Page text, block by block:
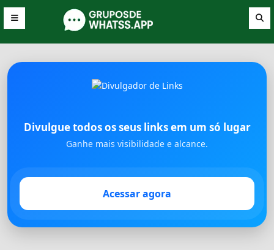
Divulgue todos os seus links em um só lugar
Ganhe mais visibilidade e alcance.
Acessar agora